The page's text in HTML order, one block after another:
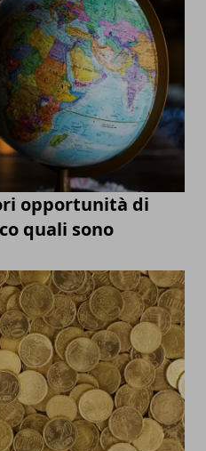
opportunità di
quali sono